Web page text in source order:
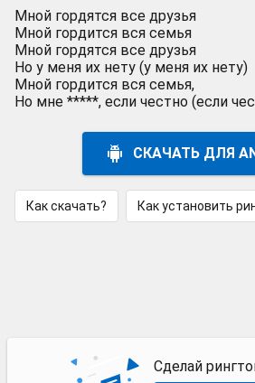
Мной гордятся все друзья
Мной гордится вся семья
Мной гордятся все друзья
Но у меня их нету (у меня их нету)
Мной гордится вся семья,
Но мне *****, если честно (если
СКАЧАТЬ ДЛЯ
Как скачать? Как установить
Сделай